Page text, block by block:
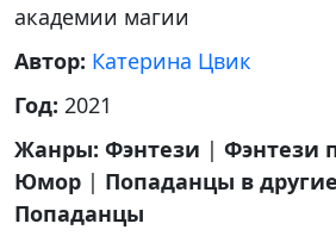
академии магии
Автор: Катерина Цвик
Год: 2021
Жанры: Фэнтези | Фэнтези
Юмор | Попаданцы в
Попаданцы